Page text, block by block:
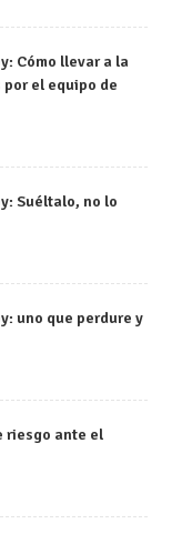
Cómo llevar a la
el equipo de
Suéltalo, no lo
uno que perdure y
riesgo ante el